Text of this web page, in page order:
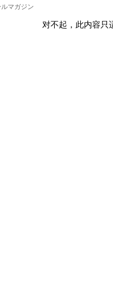
マガジン
对不起，此内容